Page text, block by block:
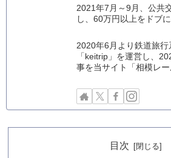
2021年7月～9月、公共
し、60万円以上をドブ
2020年6月より鉄道旅
「keitrip」を運営し、
事を当サイト「相模レー
目次